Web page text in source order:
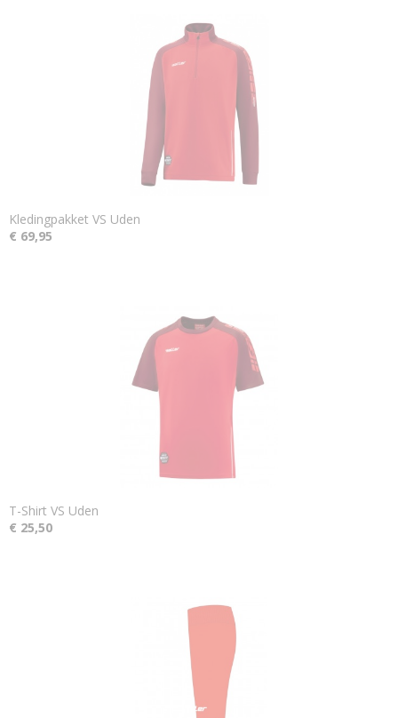
Kledingpakket VS Uden
€ 69,95
T-Shirt VS Uden
€ 25,50